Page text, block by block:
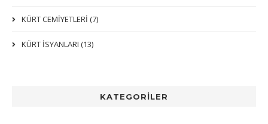
KATEGORİLER
KÜRT CEMİYETLERİ (7)
KÜRT İSYANLARI (13)